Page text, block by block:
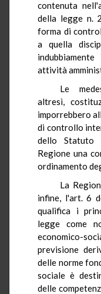
contenuta
della legge n.
forma di
a quella
attività
Le
altresì,
imporrebbero
di controllo
dello Statuto
Regione una
ordinamento
La
infine, l'art. 6
qualifica i
legge come
economico-
previsione
delle norme
sociale è
delle